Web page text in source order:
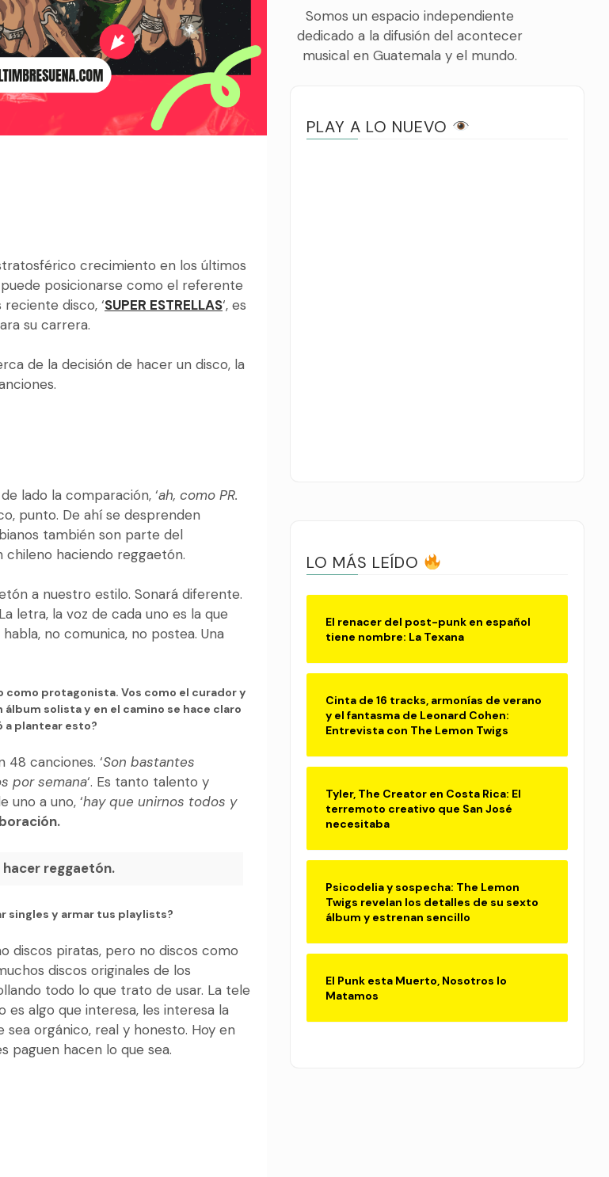
crecimiento en los últimos
posicionarse como el referente
disco, ‘SUPER ESTRELLAS‘, es
su carrera.
de la decisión de hacer un disco, la
lado la comparación, ‘ah, como PR.
punto. De ahí se desprenden
también son parte del
chileno haciendo reggaetón.
a nuestro estilo. Sonará diferente.
letra, la voz de cada uno es la que
no comunica, no postea. Una
como protagonista. Vos como el curador y
solista y en el camino se hace claro
a plantear esto?
48 canciones. ‘Son bastantes
por semana‘. Es tanto talento y
a uno, ‘hay que unirnos todos y
reggaetón.
singles y armar tus playlists?
discos piratas, pero no discos como
discos originales de los
todo lo que trato de usar. La tele
algo que interesa, les interesa la
orgánico, real y honesto. Hoy en
paguen hacen lo que sea.
Somos un espacio independiente
dedicado a la difusión del acontecer
musical en Guatemala y el mundo.
PLAY A LO NUEVO
LO MÁS LEÍDO
El renacer del post-punk en español
tiene nombre: La Texana
Cinta de 16 tracks, armonías de verano
y el fantasma de Leonard Cohen:
Entrevista con The Lemon Twigs
Tyler, The Creator en Costa Rica: El
terremoto creativo que San José
necesitaba
Psicodelia y sospecha: The Lemon
Twigs revelan los detalles de su sexto
álbum y estrenan sencillo
El Punk esta Muerto, Nosotros lo
Matamos